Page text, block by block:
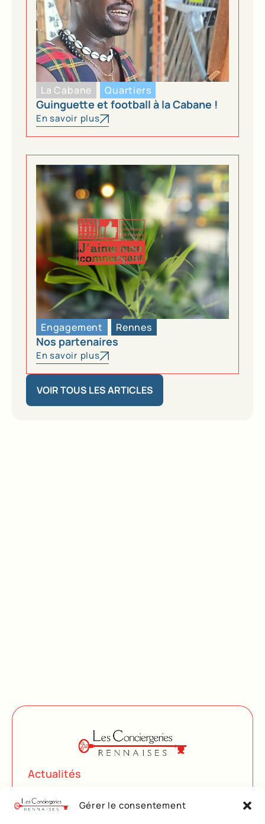
Gérer le consentement
La Cabane Quartiers
Guinguette et football à la Cabane !
En savoir plus
Engagement Rennes
Nos partenaires
En savoir plus
VOIR TOUS LES ARTICLES
Actualités
Késako